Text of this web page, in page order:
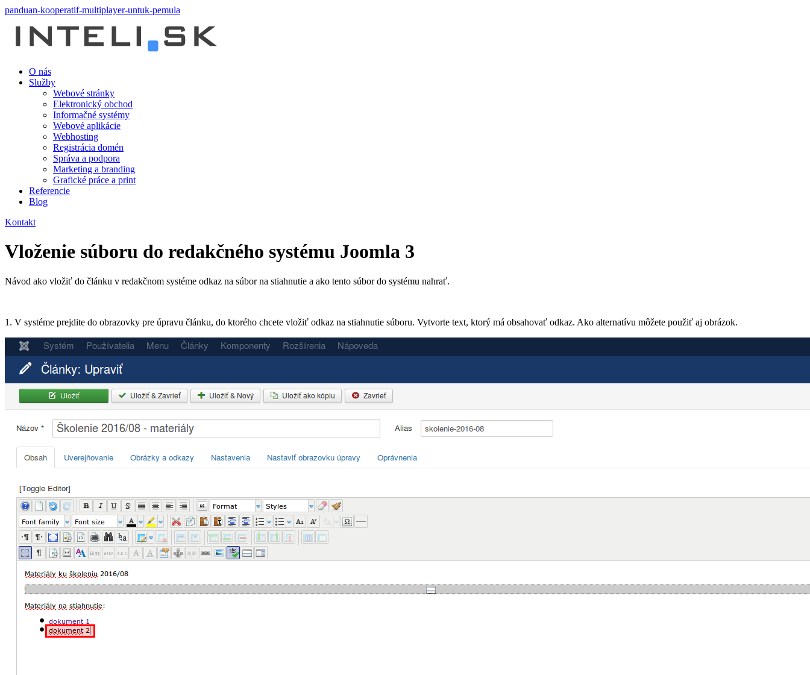
panduan-kooperatif-multiplayer-untuk-pemula
O nás
Služby
Webové stránky
Elektronický obchod
Informačné systémy
Webové aplikácie
Webhosting
Registrácia domén
Správa a podpora
Marketing a branding
Grafické práce a print
Referencie
Blog
Kontakt
Vloženie súboru do redakčného systému Joomla 3
Návod ako vložiť do článku v redakčnom systéme odkaz na súbor na stiahnutie a ako tento súbor do systému nahrať.
1. V systéme prejdite do obrazovky pre úpravu článku, do ktorého chcete vložiť odkaz na stiahnutie súboru. Vytvorte text, ktorý má obsahovať odkaz. Ako alternatívu môžete použiť aj obrázok.